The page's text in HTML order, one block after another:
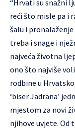
“Hrvati su snažni
reći što misle pa i
šalu i pronalaženje
treba i snage i
najveća životna
ono što najviše
rodbine u
‘biser Jadrana’
mjestom za novi
njihove uvjete. Od